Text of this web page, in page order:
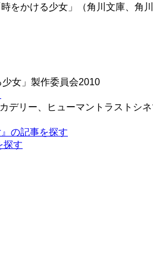
をかける少女」（角川文庫、角川
女」製作委員会2010
デリー、ヒューマントラストシ
の記事を探す
探す